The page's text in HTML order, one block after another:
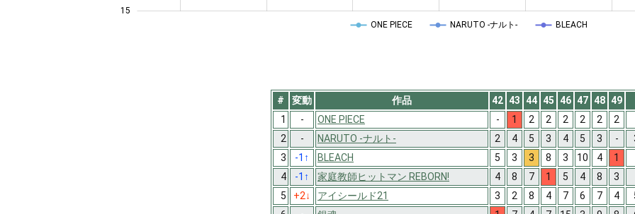
15
ONE PIECE NARUTO -ナルト- BLEACH
# 変動 作品 42 43 44 45 46 47 48 49
1
- ONE PIECE - 1 2 2 2 2 2 2
2
- NARUTO -ナルト- 2 4 5 3 4 5 3 -
3
-1 ↑ BLEACH 5 3 3 8 3 10 4
1
4
-1 ↑ 家庭教師ヒットマン REBORN! 4 8 7 1 5 4 8
3
5
+2↓ アイシールド21 3 2 8 4 7 6 7 4